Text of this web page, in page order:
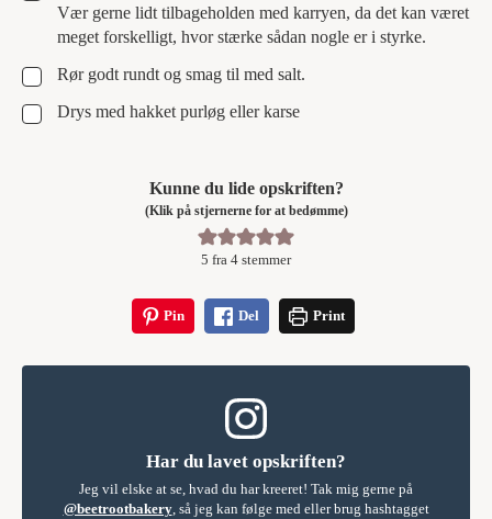
Vær gerne lidt tilbageholden med karryen, da det kan været
meget forskelligt, hvor stærke sådan nogle er i styrke.
▢
Rør godt rundt og smag til med salt.
▢
Drys med hakket purløg eller karse
Kunne du lide opskriften?
(Klik på stjernerne for at bedømme)
5 fra 4 stemmer
Pin Del Print
Har du lavet opskriften?
Jeg vil elske at se, hvad du har kreeret! Tak mig gerne på
@beetrootbakery, så jeg kan følge med eller brug hashtagget